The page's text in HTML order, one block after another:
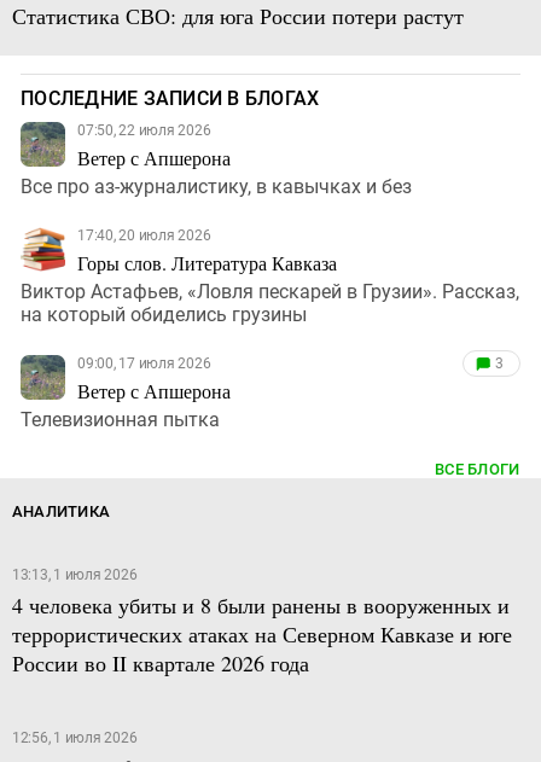
Статистика СВО: для юга России потери растут
ПОСЛЕДНИЕ ЗАПИСИ В БЛОГАХ
07:50, 22 июля 2026
Ветер с Апшерона
Все про аз-журналистику, в кавычках и без
17:40, 20 июля 2026
Горы слов. Литература Кавказа
Виктор Астафьев, «Ловля пескарей в Грузии». Рассказ,
на который обиделись грузины
09:00, 17 июля 2026
Ветер с Апшерона
3
Телевизионная пытка
ВСЕ БЛОГИ
АНАЛИТИКА
13:13, 1 июля 2026
4 человека убиты и 8 были ранены в вооруженных и
террористических атаках на Северном Кавказе и юге
России во II квартале 2026 года
12:56, 1 июля 2026